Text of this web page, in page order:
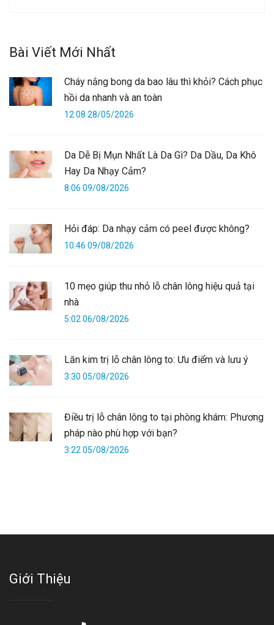
Bài Viết Mới Nhất
Cháy nắng bong da bao lâu thì khỏi? Cách phục
hồi da nhanh và an toàn
12:08 28/05/2026
Da Dễ Bị Mụn Nhất Là Da Gì? Da Dầu, Da Khô
Hay Da Nhạy Cảm?
8:06 09/08/2026
Hỏi đáp: Da nhạy cảm có peel được không?
10:46 09/08/2026
10 mẹo giúp thu nhỏ lỗ chân lông hiệu quả tại
nhà
5:02 06/08/2026
Lăn kim trị lỗ chân lông to: Ưu điểm và lưu ý
3:30 05/08/2026
Điều trị lỗ chân lông to tại phòng khám: Phương
pháp nào phù hợp với bạn?
3:22 05/08/2026
Giới Thiệu